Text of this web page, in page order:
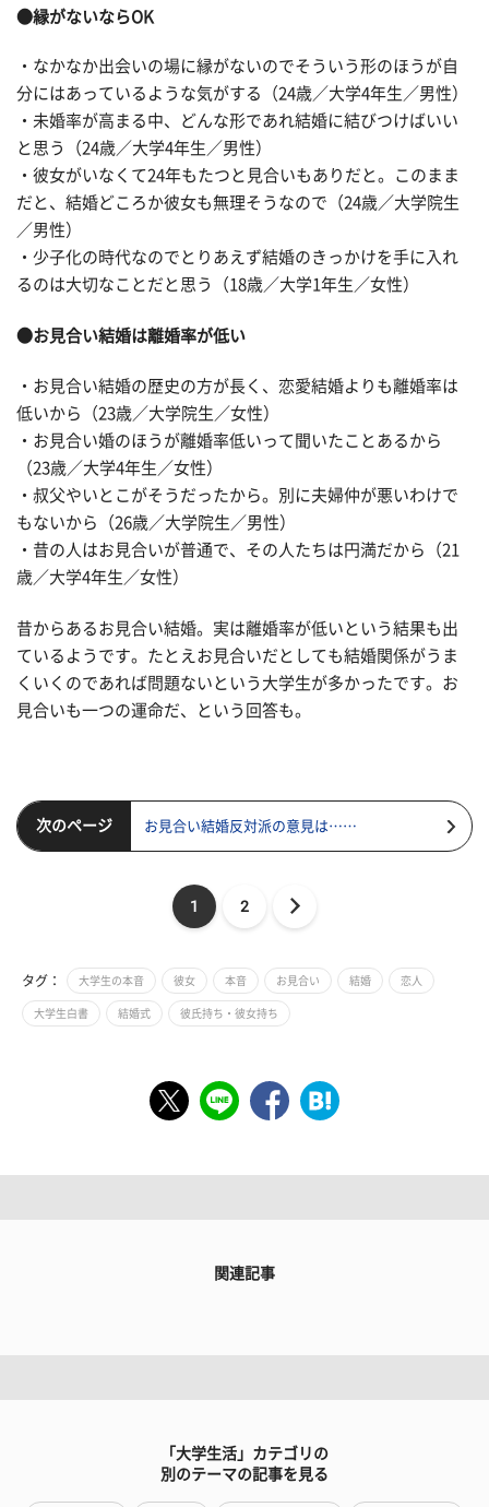
●縁がないならOK
・なかなか出会いの場に縁がないのでそういう形のほうが自
分にはあっているような気がする（24歳／大学4年生／男性）
・未婚率が高まる中、どんな形であれ結婚に結びつけばいい
と思う（24歳／大学4年生／男性）
・彼女がいなくて24年もたつと見合いもありだと。このまま
だと、結婚どころか彼女も無理そうなので（24歳／大学院生
／男性）
・少子化の時代なのでとりあえず結婚のきっかけを手に入れ
るのは大切なことだと思う（18歳／大学1年生／女性）
●お見合い結婚は離婚率が低い
・お見合い結婚の歴史の方が長く、恋愛結婚よりも離婚率は
低いから（23歳／大学院生／女性）
・お見合い婚のほうが離婚率低いって聞いたことあるから
（23歳／大学4年生／女性）
・叔父やいとこがそうだったから。別に夫婦仲が悪いわけで
もないから（26歳／大学院生／男性）
・昔の人はお見合いが普通で、その人たちは円満だから（21
歳／大学4年生／女性）
昔からあるお見合い結婚。実は離婚率が低いという結果も出
ているようです。たとえお見合いだとしても結婚関係がうま
くいくのであれば問題ないという大学生が多かったです。お
見合いも一つの運命だ、という回答も。
次のページ お見合い結婚反対派の意見は……
1 2
タグ： 大学生の本音 彼女 本音 お見合い 結婚 恋人
大学生白書 結婚式 彼氏持ち・彼女持ち
関連記事
「大学生活」カテゴリの
別のテーマの記事を見る